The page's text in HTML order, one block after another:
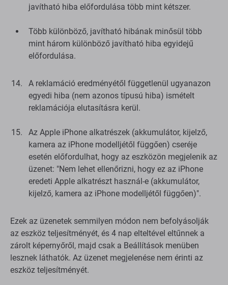
javítható hiba előfordulása több mint kétszer.
Több különböző, javítható hibának minősül több
mint három különböző javítható hiba egyidejű
előfordulása.
A reklamáció eredményétől függetlenül ugyanazon
egyedi hiba (nem azonos típusú hiba) ismételt
reklamációja elutasításra kerül.
Az Apple iPhone alkatrészek (akkumulátor, kijelző,
kamera az iPhone modelljétől függően) cseréje
esetén előfordulhat, hogy az eszközön megjelenik az
üzenet: "Nem lehet ellenőrizni, hogy ez az iPhone
eredeti Apple alkatrészt használ-e (akkumulátor,
kijelző, kamera az iPhone modelljétől függően)".
Ezek az üzenetek semmilyen módon nem befolyásolják
az eszköz teljesítményét, és 4 nap elteltével eltűnnek a
zárolt képernyőről, majd csak a Beállítások menüben
lesznek láthatók. Az üzenet megjelenése nem érinti az
eszköz teljesítményét.